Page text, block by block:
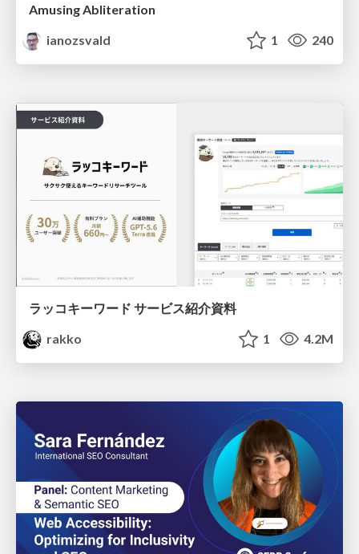
Amusing Abliteration
ianozsvald
1 240
ラッコキーワード サービス紹介資料
rakko
1 4.2M